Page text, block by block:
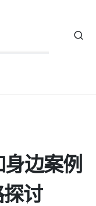
边案例
讨